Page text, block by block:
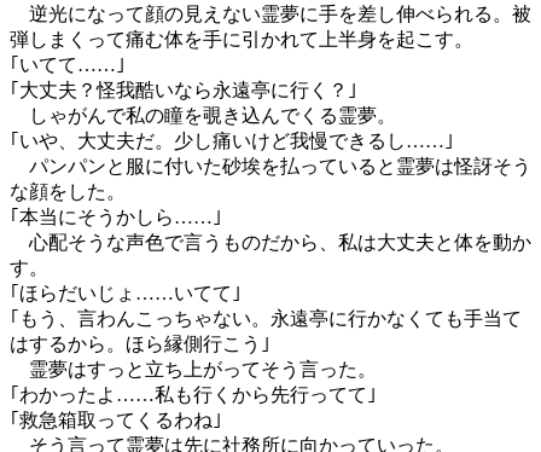
逆光になって顔の見えない霊夢に手を差し伸べられる。被
弾しまくって痛む体を手に引かれて上半身を起こす。
｢いてて……｣
｢大丈夫？怪我酷いなら永遠亭に行く？｣
しゃがんで私の瞳を覗き込んでくる霊夢。
｢いや、大丈夫だ。少し痛いけど我慢できるし……｣
パンパンと服に付いた砂埃を払っていると霊夢は怪訝そう
な顔をした。
｢本当にそうかしら……｣
心配そうな声色で言うものだから、私は大丈夫と体を動か
す。
｢ほらだいじょ……いてて｣
｢もう、言わんこっちゃない。永遠亭に行かなくても手当て
はするから。ほら縁側行こう｣
霊夢はすっと立ち上がってそう言った。
｢わかったよ……私も行くから先行ってて｣
｢救急箱取ってくるわね｣
そう言って霊夢は先に社務所に向かっていった。